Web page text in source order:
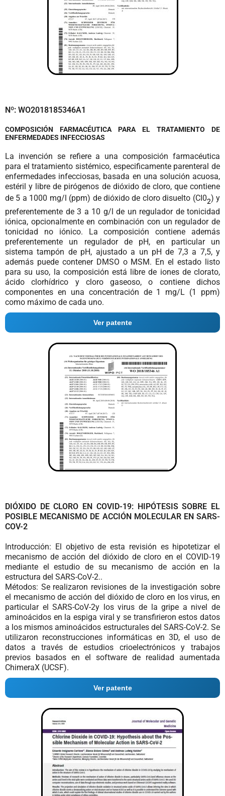
Nº: WO2018185346A1
COMPOSICIÓN FARMACÉUTICA PARA EL TRATAMIENTO DE
ENFERMEDADES INFECCIOSAS
La invención se refiere a una composición farmacéutica
para el tratamiento sistémico, especificamente parenteral de
enfermedades infecciosas, basada en una solución acuosa,
estéril y libre de pirógenos de dióxido de cloro, que contiene
de 5 a 1000 mg/l (ppm) de dióxido de cloro disuelto (CI02) y
preferentemente de 3 a 10 g/l de un regulador de tonicidad
iónica, opcionalmente en combinación con un regulador de
tonicidad no iónico. La composición contiene además
preferentemente un regulador de pH, en particular un
sistema tampón de pH, ajustado a un pH de 7,3 a 7,5, y
además puede contener DMSO o MSM. En el estado listo
para su uso, la composición está libre de iones de clorato,
ácido clorhídrico y cloro gaseoso, o contiene dichos
componentes en una concentración de 1 mg/L (1 ppm)
como máximo de cada uno.
Ver patente
DIÓXIDO DE CLORO EN COVID-19: HIPÓTESIS SOBRE EL
POSIBLE MECANISMO DE ACCIÓN MOLECULAR EN SARS-
COV-2
Introducción: El objetivo de esta revisión es hipotetizar el
mecanismo de acción del dióxido de cloro en el COVID-19
mediante el estudio de su mecanismo de acción en la
estructura del SARS-CoV-2..
Métodos: Se realizaron revisiones de la investigación sobre
el mecanismo de acción del dióxido de cloro en los virus, en
particular el SARS-CoV-2y los virus de la gripe a nivel de
aminoácidos en la espiga viral y se transfirieron estos datos
a los mismos aminoácidos estructurales del SARS-CoV-2. Se
utilizaron reconstrucciones informáticas en 3D, el uso de
datos a través de estudios crioelectrónicos y trabajos
previos basados en el software de realidad aumentada
ChimeraX (UCSF).
Ver patente